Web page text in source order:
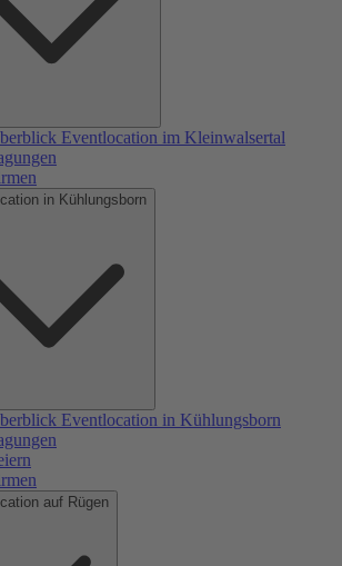
Eventlocation im Kleinwalsertal
in Kühlungsborn
Eventlocation in Kühlungsborn
auf Rügen